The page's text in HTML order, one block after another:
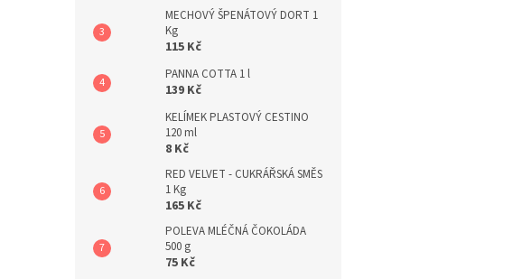
MECHOVÝ ŠPENÁTOVÝ DORT 1
Kg
115 Kč
PANNA COTTA 1 l
139 Kč
KELÍMEK PLASTOVÝ CESTINO
120 ml
8 Kč
RED VELVET - CUKRÁŘSKÁ SMĚS
1 Kg
165 Kč
POLEVA MLÉČNÁ ČOKOLÁDA
500 g
75 Kč